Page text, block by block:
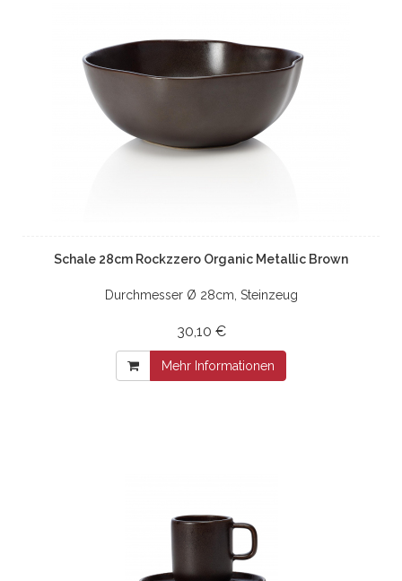
Schale 28cm Rockzzero Organic Metallic Brown
Durchmesser Ø 28cm, Steinzeug
30,10 €
Mehr Informationen